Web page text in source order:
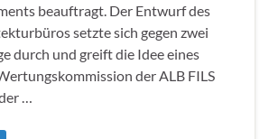
beauftragt. Der Entwurf des
setzte sich gegen zwei
durch und greift die Idee eines
der ALB FILS
…